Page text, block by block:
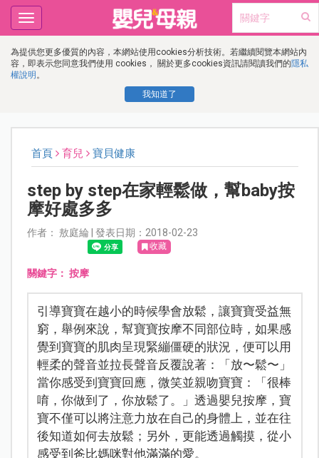
為提供您更多優質的內容，本網站使用cookies分析技術。若繼續閱覽本網站內
容，即表示您同意我們使用 cookies， 關於更多cookies資訊請閱讀我們的隱私
權說明 。
我知道了
Toggle
navigation
首頁 育兒 寶貝健康
step by step在家輕鬆做，幫baby按
摩好處多多
作者： 敖庭綸 | 發表日期：2018-02-23
收藏
關鍵字： 按摩
引導寶寶在越小的時候學會放鬆，讓寶寶受益無
窮，舉例來說，幫寶寶按摩不同部位時，如果感
覺到寶寶的肌肉呈現緊繃僵硬的狀況，便可以用
輕柔的聲音並拉長聲音反覆說著：「放〜鬆〜」
當你感受到寶寶回應，微笑並親吻寶寶：「很棒
唷，你做到了，你放鬆了。」透過嬰兒按摩，寶
寶不僅可以將注意力放在自己的身體上，並在往
後知道如何去放鬆；另外，更能透過觸摸，從小
感受到爸比媽咪對他滿滿的愛。